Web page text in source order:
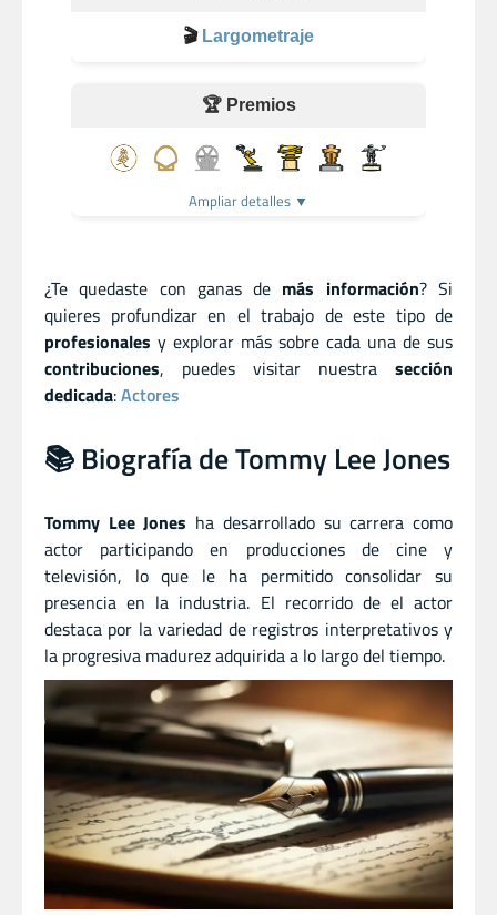
🎬 Largometraje
🏆 Premios
Ampliar detalles ▼
¿Te quedaste con ganas de más información? Si
quieres profundizar en el trabajo de este tipo de
profesionales y explorar más sobre cada una de sus
contribuciones, puedes visitar nuestra sección
dedicada:Actores
📚 Biografía de Tommy Lee Jones
Tommy Lee Jones ha desarrollado su carrera como
actor participando en producciones de cine y
televisión, lo que le ha permitido consolidar su
presencia en la industria. El recorrido de el actor
destaca por la variedad de registros interpretativos y
la progresiva madurez adquirida a lo largo del tiempo.